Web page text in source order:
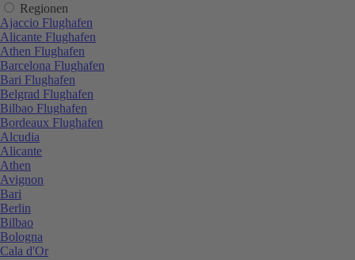
Regionen
Ajaccio Flughafen
Alicante Flughafen
Athen Flughafen
Barcelona Flughafen
Bari Flughafen
Belgrad Flughafen
Bilbao Flughafen
Bordeaux Flughafen
Alcudia
Alicante
Athen
Avignon
Bari
Berlin
Bilbao
Bologna
Cala d'Or